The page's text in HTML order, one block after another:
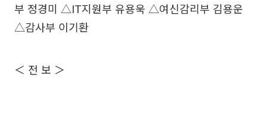
부 정경미 △IT지원부 유용욱 △여신감리부 김용운
△감사부 이기환
＜ 전 보 ＞